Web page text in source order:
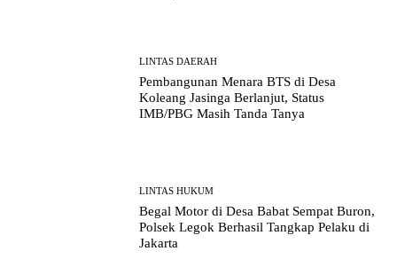
LINTAS DAERAH
Pembangunan Menara BTS di Desa
Koleang Jasinga Berlanjut, Status
IMB/PBG Masih Tanda Tanya
LINTAS HUKUM
Begal Motor di Desa Babat Sempat Buron,
Polsek Legok Berhasil Tangkap Pelaku di
Jakarta